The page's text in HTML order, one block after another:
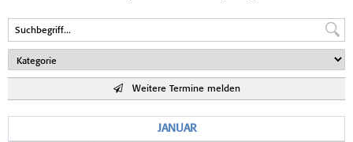
Weitere Termine melden
JANUAR